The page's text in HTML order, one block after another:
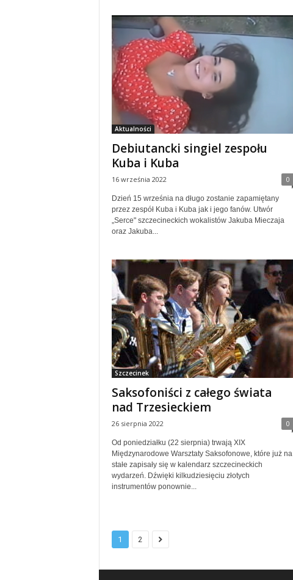
Aktualności
Debiutancki singiel zespołu
Kuba i Kuba
16 września 2022 0
Dzień 15 września na długo zostanie zapamiętany
przez zespół Kuba i Kuba jak i jego fanów. Utwór
„Serce" szczecineckich wokalistów Jakuba Mieczaja
oraz Jakuba...
Szczecinek
Saksofoniści z całego świata
nad Trzesieckiem
26 sierpnia 2022 0
Od poniedziałku (22 sierpnia) trwają XIX
Międzynarodowe Warsztaty Saksofonowe, które już na
stałe zapisały się w kalendarz szczecineckich
wydarzeń. Dźwięki kilkudziesięciu złotych
instrumentów ponownie...
1 2